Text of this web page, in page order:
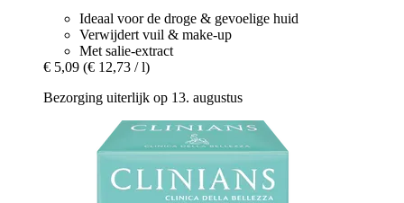
Ideaal voor de droge & gevoelige huid
Verwijdert vuil & make-up
Met salie-extract
€ 5,09 (€ 12,73 / l)
Bezorging uiterlijk op 13. augustus